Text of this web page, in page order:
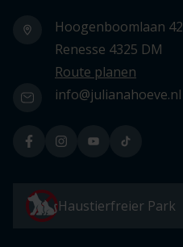
Hoogenboomlaan 42
Renesse 4325 DM
Route planen
info@julianahoeve.nl
Haustierfreier Park